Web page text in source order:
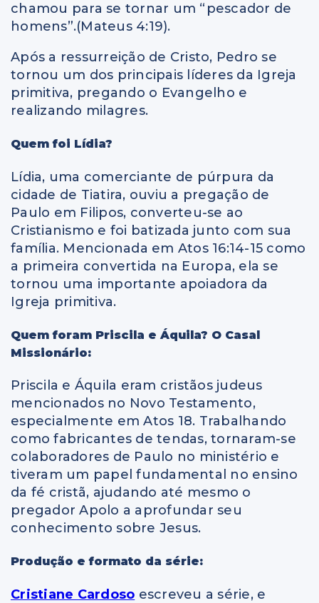
chamou para se tornar um “pescador de
homens”.(Mateus 4:19).
Após a ressurreição de Cristo, Pedro se
tornou um dos principais líderes da Igreja
primitiva, pregando o Evangelho e
realizando milagres.
Quem foi Lídia?
Lídia, uma comerciante de púrpura da
cidade de Tiatira, ouviu a pregação de
Paulo em Filipos, converteu-se ao
Cristianismo e foi batizada junto com sua
família. Mencionada em Atos 16:14-15 como
a primeira convertida na Europa, ela se
tornou uma importante apoiadora da
Igreja primitiva.
Quem foram Priscila e Áquila? O Casal
Missionário:
Priscila e Áquila eram cristãos judeus
mencionados no Novo Testamento,
especialmente em Atos 18. Trabalhando
como fabricantes de tendas, tornaram-se
colaboradores de Paulo no ministério e
tiveram um papel fundamental no ensino
da fé cristã, ajudando até mesmo o
pregador Apolo a aprofundar seu
conhecimento sobre Jesus.
Produção e formato da série:
Cristiane Cardoso escreveu a série, e